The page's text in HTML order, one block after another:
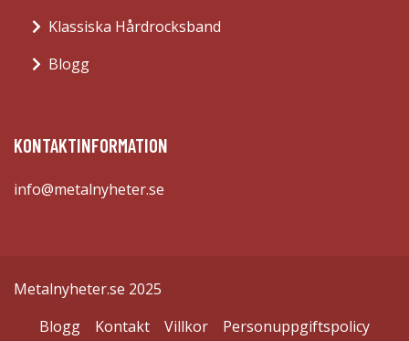
Klassiska Hårdrocksband
Blogg
KONTAKTINFORMATION
info@metalnyheter.se
Metalnyheter.se 2025
Blogg
Kontakt Villkor
Personuppgiftspolicy